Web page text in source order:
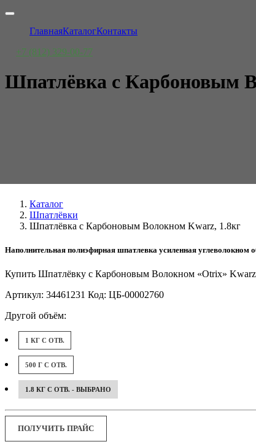
ГлавнаяКаталогКонтакты
+7 (812) 329-00-77
Шпатлёвка с Карбоновым
Каталог
Шпатлёвки
Шпатлёвка с Карбоновым Волокном Kwarz, 1.8кг
Наполнительная полиэфирная шпатлевка усиленная углеволокном
Купить Шпатлёвку с Карбоновым Волокном «Otrix»
Артикул: 34461231 Код: ЦБ-00002760
Другой объём:
1 КГ С ОТВ.
500 Г С ОТВ.
1.8 КГ С ОТВ. - ВЫБРАНО
ПОЛУЧИТЬ ПРАЙС